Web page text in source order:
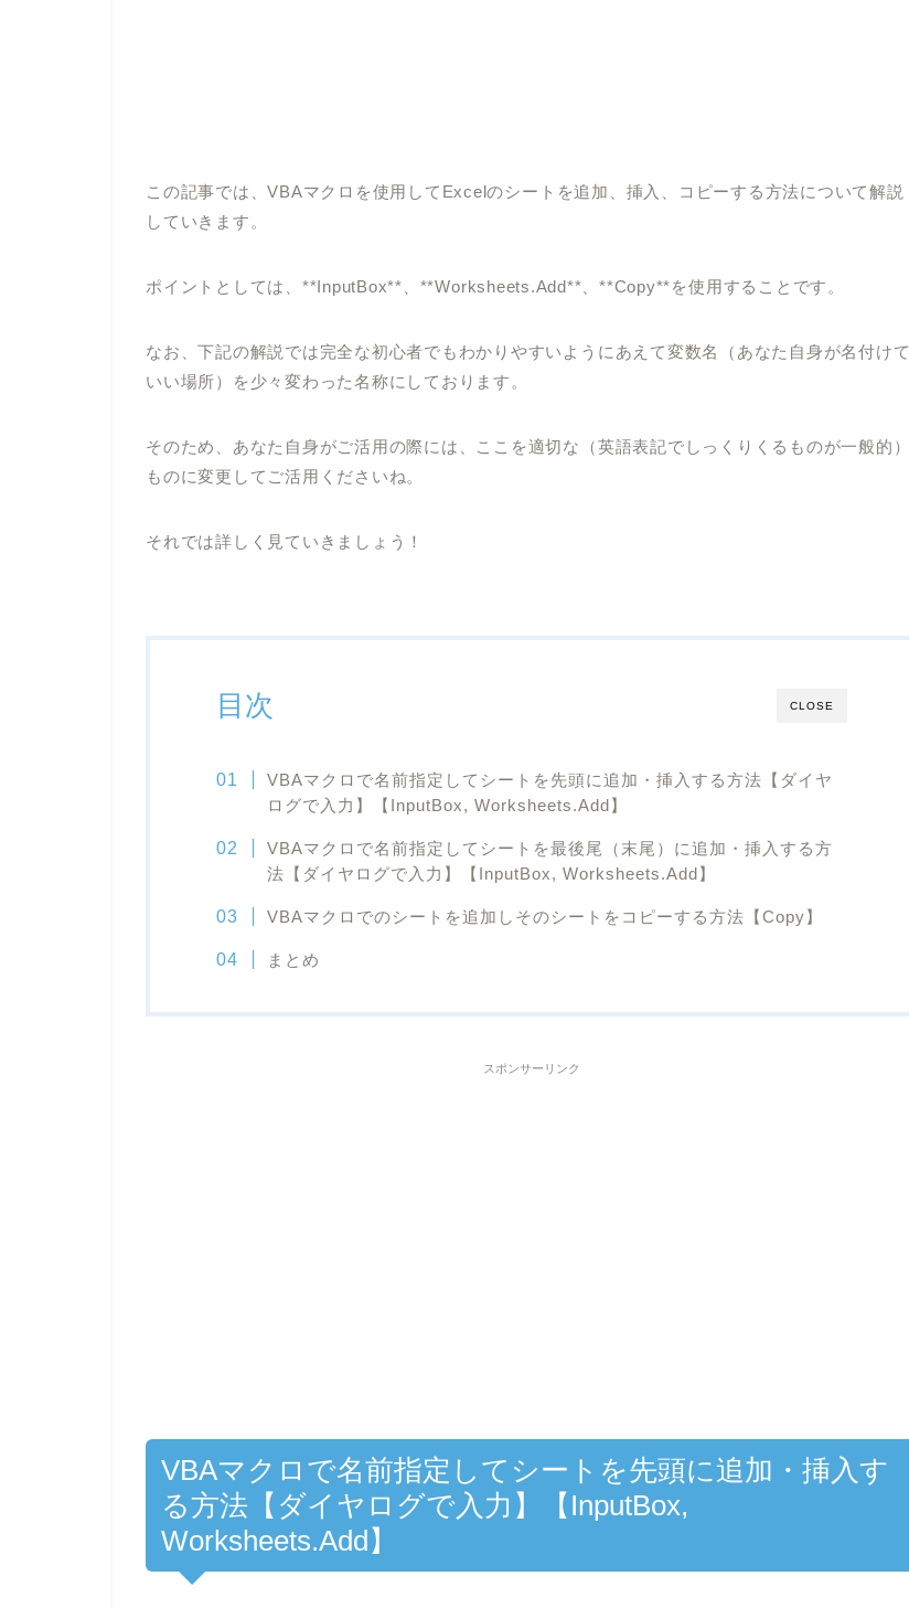
この記事では、VBAマクロを使用してExcelのシートを追加、挿入、コピーする方法について解説
していきます。
ポイントとしては、**InputBox**、**Worksheets.Add**、**Copy**を使用することです。
なお、下記の解説では完全な初心者でもわかりやすいようにあえて変数名（あなた自身が名付けて
いい場所）を少々変わった名称にしております。
そのため、あなた自身がご活用の際には、ここを適切な（英語表記でしっくりくるものが一般的）
ものに変更してご活用くださいね。
それでは詳しく見ていきましょう！
CLOSE
目次
VBAマクロで名前指定してシートを先頭に追加・挿入する方法【ダイヤ
ログで入力】【InputBox, Worksheets.Add】
VBAマクロで名前指定してシートを最後尾（末尾）に追加・挿入する方
法【ダイヤログで入力】【InputBox, Worksheets.Add】
VBAマクロでのシートを追加しそのシートをコピーする方法【Copy】
まとめ
スポンサーリンク
VBAマクロで名前指定してシートを先頭に追加・挿入す
る方法【ダイヤログで入力】【InputBox,
Worksheets.Add】